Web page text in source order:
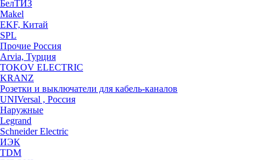
БелТИЗ
Makel
EKF, Китай
SPL
Прочие Россия
Arvia, Турция
TOKOV ELECTRIC
KRANZ
Розетки и выключатели для кабель-каналов
UNIVersal , Россия
Наружные
Legrand
Schneider Electric
ИЭК
TDM